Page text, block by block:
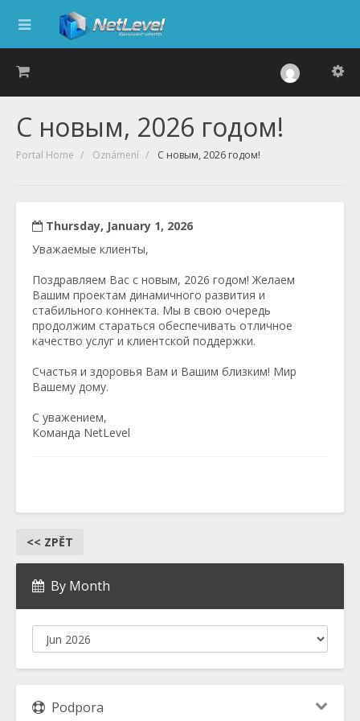
С новым, 2026 годом!
Portal Home Oznámení С новым, 2026 годом!
Thursday, January 1, 2026
Уважаемые клиенты,
Поздравляем Вас с новым, 2026 годом! Желаем
Вашим проектам динамичного развития и
стабильного коннекта. Мы в свою очередь
продолжим стараться обеспечивать отличное
качество услуг и клиентской поддержки.
Счастья и здоровья Вам и Вашим близким! Мир
Вашему дому.
С уважением,
Команда NetLevel
<< ZPĚT
By Month
Podpora